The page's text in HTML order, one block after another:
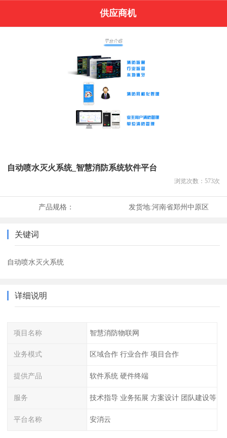
供应商机
自动喷水灭火系统_智慧消防系统软件平台
浏览次数： 573次
产品规格： 发货地:河南省郑州中原区
关键词
自动喷水灭火系统
详细说明
项目名称 智慧消防物联网
业务模式 区域合作 行业合作 项目合作
提供产品 软件系统 硬件终端
服务 技术指导 业务拓展 方案设计 团队建设等
平台名称 安消云